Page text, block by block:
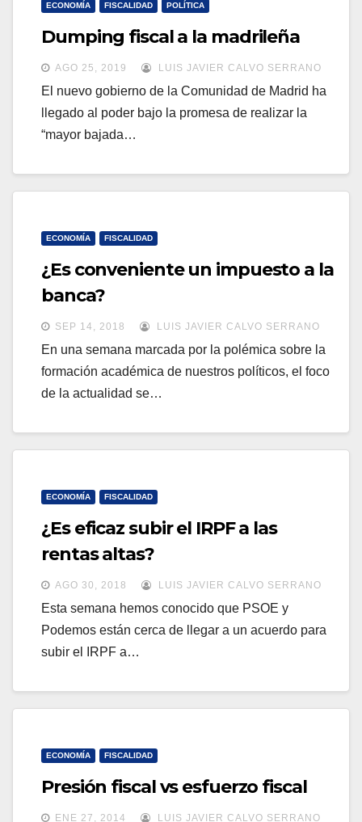
ECONOMÍA FISCALIDAD POLÍTICA
Dumping fiscal a la madrileña
AGO 25, 2019 LUIS JAVIER CALVO SERRANO
El nuevo gobierno de la Comunidad de Madrid ha
llegado al poder bajo la promesa de realizar la
“mayor bajada…
ECONOMÍA FISCALIDAD
¿Es conveniente un impuesto a la
banca?
SEP 14, 2018 LUIS JAVIER CALVO SERRANO
En una semana marcada por la polémica sobre la
formación académica de nuestros políticos, el foco
de la actualidad se…
ECONOMÍA FISCALIDAD
¿Es eficaz subir el IRPF a las
rentas altas?
AGO 30, 2018 LUIS JAVIER CALVO SERRANO
Esta semana hemos conocido que PSOE y
Podemos están cerca de llegar a un acuerdo para
subir el IRPF a…
ECONOMÍA FISCALIDAD
Presión fiscal vs esfuerzo fiscal
ENE 27, 2014 LUIS JAVIER CALVO SERRANO